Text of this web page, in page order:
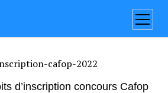
ouvrir
menu
d’inscription concours Cafop